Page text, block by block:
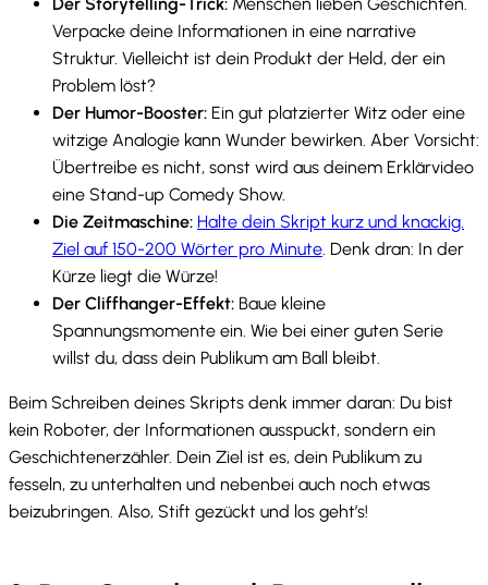
Der Storytelling-Trick: Menschen lieben Geschichten.
Verpacke deine Informationen in eine narrative
Struktur. Vielleicht ist dein Produkt der Held, der ein
Problem löst?
Der Humor-Booster: Ein gut platzierter Witz oder eine
witzige Analogie kann Wunder bewirken. Aber Vorsicht:
Übertreibe es nicht, sonst wird aus deinem Erklärvideo
eine Stand-up Comedy Show.
Die Zeitmaschine: Halte dein Skript kurz und knackig.
Ziel auf 150-200 Wörter pro Minute. Denk dran: In der
Kürze liegt die Würze!
Der Cliffhanger-Effekt: Baue kleine
Spannungsmomente ein. Wie bei einer guten Serie
willst du, dass dein Publikum am Ball bleibt.
Beim Schreiben deines Skripts denk immer daran: Du bist
kein Roboter, der Informationen ausspuckt, sondern ein
Geschichtenerzähler. Dein Ziel ist es, dein Publikum zu
fesseln, zu unterhalten und nebenbei auch noch etwas
beizubringen. Also, Stift gezückt und los geht’s!